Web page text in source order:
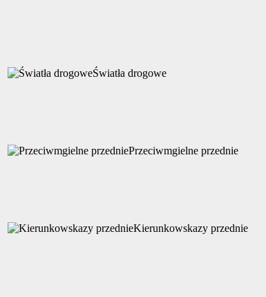
Światła drogowe
Przeciwmgielne przednie
Kierunkowskazy przednie